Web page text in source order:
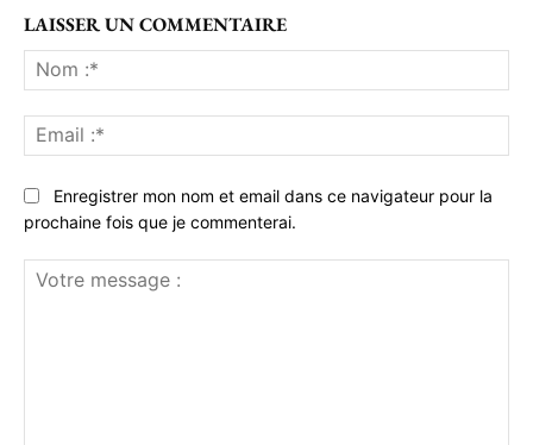
LAISSER UN COMMENTAIRE
:*
:*
Enregistrer mon nom et email dans ce navigateur pour la
prochaine fois que je commenterai.